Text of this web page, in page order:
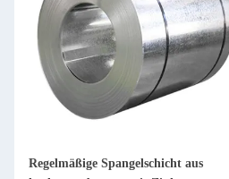
Regelmäßige Spangelschicht aus